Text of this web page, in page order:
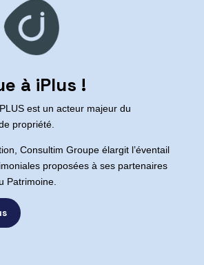
à iPlus !
est un acteur majeur du
propriété.
Consultim Groupe élargit l’éventail
proposées à ses partenaires
Patrimoine.